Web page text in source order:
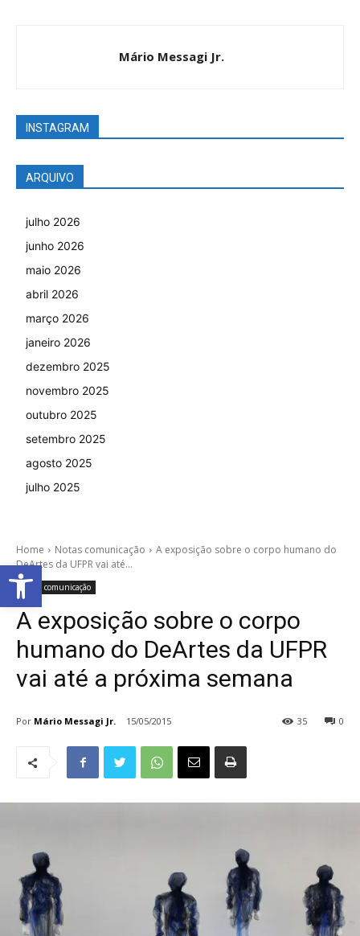
Mário Messagi Jr.
INSTAGRAM
ARQUIVO
julho 2026
junho 2026
maio 2026
abril 2026
março 2026
janeiro 2026
dezembro 2025
novembro 2025
outubro 2025
setembro 2025
agosto 2025
julho 2025